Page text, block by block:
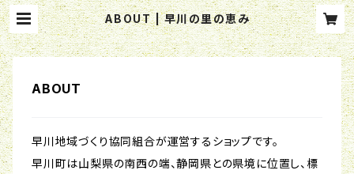
ABOUT | 早川の里の恵み
ABOUT
早川地域づくり協同組合が運営するショップです。
早川町は山梨県の南西の端、静岡県との県境に位置し、標